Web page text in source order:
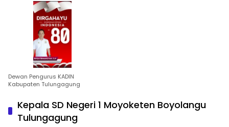
Dewan Pengurus KADIN
Kabupaten Tulungagung
Kepala SD Negeri 1 Moyoketen Boyolangu
Tulungagung